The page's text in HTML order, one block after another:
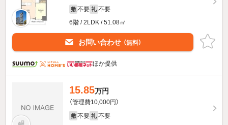
敷 不要 礼 不要
6階 / 2LDK / 51.08㎡
お問い合わせ （無料）
ほか提供
15.85万円
（管理費10,000円）
敷 不要 礼 不要